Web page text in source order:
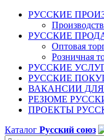
РУССКИЕ
РУССКИЕ
Оптовая
Розничная
РУССКИЕ
РУССКИЕ
ВАКАНСИИ
РЕЗЮМЕ
ПРОЕКТЫ
Каталог Русский союз